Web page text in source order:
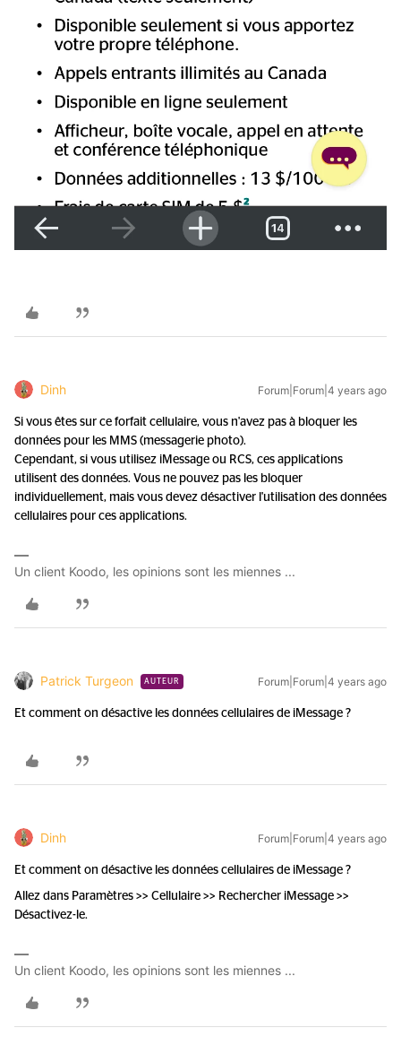
Dinh Forum|Forum|4 years ago
Si vous êtes sur ce forfait cellulaire, vous n'avez pas à bloquer les
données pour les MMS (messagerie photo).
Cependant, si vous utilisez iMessage ou RCS, ces applications
utilisent des données. Vous ne pouvez pas les bloquer
individuellement, mais vous devez désactiver l'utilisation des données
cellulaires pour ces applications.
Un client Koodo, les opinions sont les miennes ...
Patrick Turgeon AUTEUR Forum|Forum|4 years ago
Et comment on désactive les données cellulaires de iMessage ?
Dinh Forum|Forum|4 years ago
Et comment on désactive les données cellulaires de iMessage ?
Allez dans Paramètres >> Cellulaire >> Rechercher iMessage >>
Désactivez-le.
Un client Koodo, les opinions sont les miennes ...